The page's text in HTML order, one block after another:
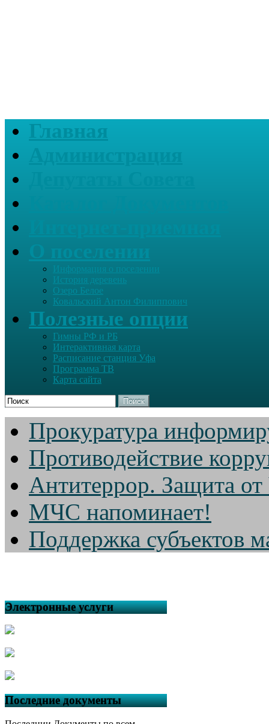
Главная
Информация о поселении
История деревень
Озеро Белое
Ковальский Антон Филиппович
Полезные опции
Гимны РФ и РБ
Интерактивная карта
Расписание станция Уфа
Программа ТВ
Карта сайта
Поиск
Прокуратура
Противодействие
Антитеррор. Защита
МЧС напоминает!
Поддержка субъектов
Электронные услуги
Последние документы